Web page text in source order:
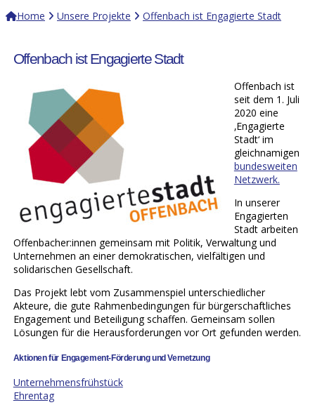
Home
Unsere Projekte Offenbach ist Engagierte Stadt
Offenbach ist Engagierte Stadt
Offenbach ist
seit dem 1. Juli
2020 eine
‚Engagierte
Stadt‘ im
gleichnamigen
bundesweiten
Netzwerk.
In unserer
Engagierten
Stadt arbeiten
Offenbacher:innen gemeinsam mit Politik, Verwaltung und
Unternehmen an einer demokratischen, vielfältigen und
solidarischen Gesellschaft.
Das Projekt lebt vom Zusammenspiel unterschiedlicher
Akteure, die gute Rahmenbedingungen für bürgerschaftliches
Engagement und Beteiligung schaffen. Gemeinsam sollen
Lösungen für die Herausforderungen vor Ort gefunden werden.
Aktionen für Engagement-Förderung und Vernetzung
Unternehmensfrühstück
Ehrentag